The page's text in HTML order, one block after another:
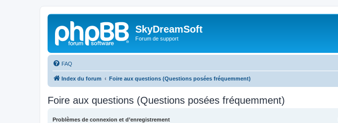
SkyDreamSoft
Forum de support
FAQ
Index du forum Foire aux questions (Questions posées fréquemment)
Foire aux questions (Questions posées fréquemment)
Problèmes de connexion et d’enregistrement